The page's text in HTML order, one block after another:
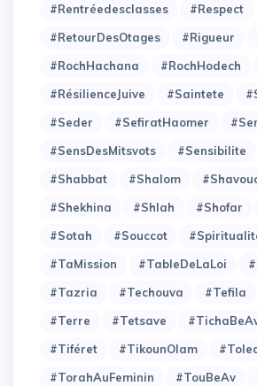
#Rentréedesclasses
#Respect
#RetourDesOtages
#Rigueur
#RochHachana
#RochHodech
#RésilienceJuive
#Saintete
#Seder
#SefiratHaomer
#SensDesMitsvots
#Sensibilite
#Shabbat
#Shalom
#Shekhina
#Shlah #Shofar
#Sotah
#Souccot
#TaMission
#TableDeLaLoi
#Tazria
#Techouva #Tefila
#Terre
#Tetsave
#Tiféret
#TikounOlam
#TorahAuFeminin
#TouBeAv